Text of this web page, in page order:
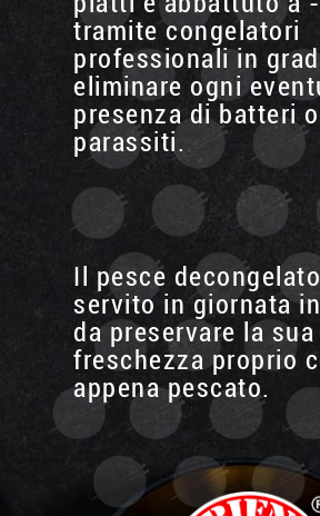
tramite congelatori
professionali in
eliminare ogni
presenza di batteri o
parassiti.
Il pesce
servito in giornata
da preservare la sua
freschezza proprio
appena pescato.